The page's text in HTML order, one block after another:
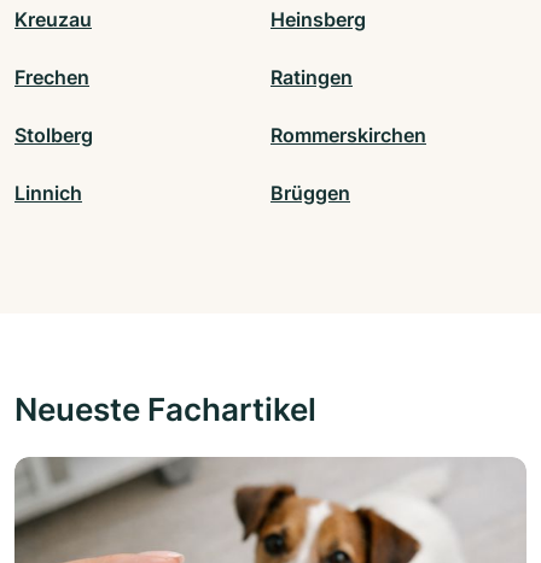
Kreuzau Heinsberg
Frechen Ratingen
Stolberg Rommerskirchen
Linnich Brüggen
Neueste Fachartikel